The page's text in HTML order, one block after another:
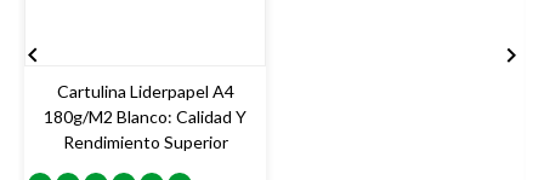
Cartulina Liderpapel A4
180g/m2 Blanco: Calidad Y
Rendimiento Superior
 